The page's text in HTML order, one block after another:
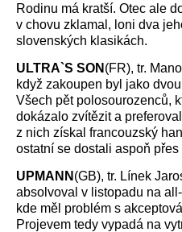
Rodinu má kratší. Otec ale
v chovu zklamal, loni dva
slovenských klasikách.
ULTRA`S SON (FR), tr.
když zakoupen byl jako
Všech pět polosourozenců,
dokázalo zvítězit a
z nich získal francouzský
ostatní se dostali aspoň přes
UPMANN (GB), tr. Línek
absolvoval v listopadu na
kde měl problém s
Projevem tedy vypadá na